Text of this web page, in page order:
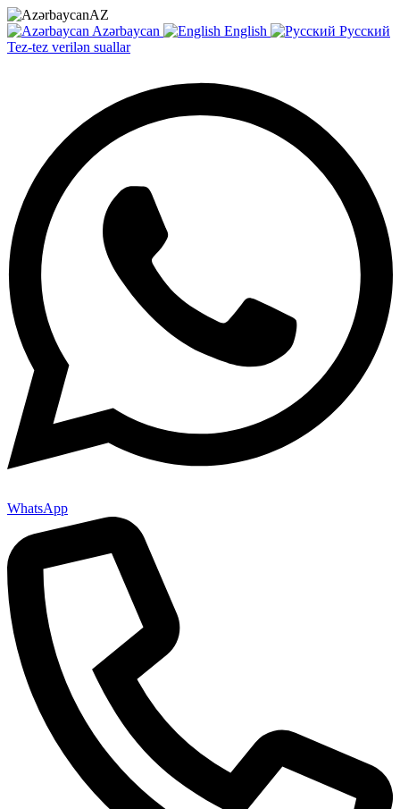
AZ
Azərbaycan
English
Русский
Tez-tez verilən suallar
WhatsApp